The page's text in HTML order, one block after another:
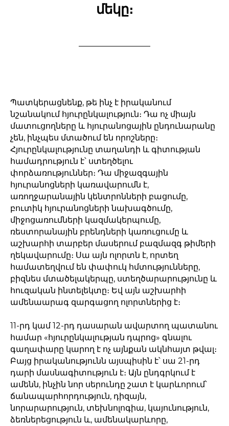
մեկը։
Պատկերացնենք, թե ինչ է իրականում
նշանակում հյուրընկալություն։ Դա ոչ միայն
մատուցողները և հյուրանոցային ընդունարանը
չեն, ինչպես մտածում են որոշները։
Հյուրընկալությունը տաղանդի և գիտության
համադրություն է՝ ստեղծելու
փորձառություններ։ Դա միջազգային
հյուրանոցների կառավարումն է,
առողջարանային կենտրոնների բացումը,
բուտիկ հյուրանոցների նախագծումը,
միջոցառումների կազմակերպումը,
ռեստորանային բրենդների կառուցումը և
աշխարհի տարբեր մասերում բազմազգ թիմերի
ղեկավարումը։ Սա այն ոլորտն է, որտեղ
համատեղվում են փափուկ հմտությունները,
բիզնես մտածելակերպը, ստեղծարարությունը և
հուզական ինտելեկտը։ Եվ այն աշխարհի
ամենաարագ զարգացող ոլորտներից է։
11-րդ կամ 12-րդ դասարան ավարտող պատանու
համար «հյուրընկալության դպրոց» գնալու
գաղափարը կարող է ոչ այնքան ակնհայտ թվալ։
Բայց իրականությունն այսպիսին է՝ սա 21-րդ
դարի մասնագիտություն է։ Այն ընդգրկում է
ամենն, ինչին նոր սերունդը շատ է կարևորում՝
ճանապարհորդություն, դիզայն,
նորարարություն, տեխնոլոգիա, կայունություն,
ձեռներեցություն և, ամենակարևորը,